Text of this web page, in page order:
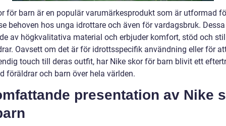
för barn är en populär varumärkesprodukt som är utformad
behoven hos unga idrottare och även för vardagsbruk.
av högkvalitativa material och erbjuder komfort, stöd och
Oavsett om det är för idrottsspecifik användning eller för
touch till deras outfit, har Nike skor för barn blivit ett
föräldrar och barn över hela världen.
presentation av Nike